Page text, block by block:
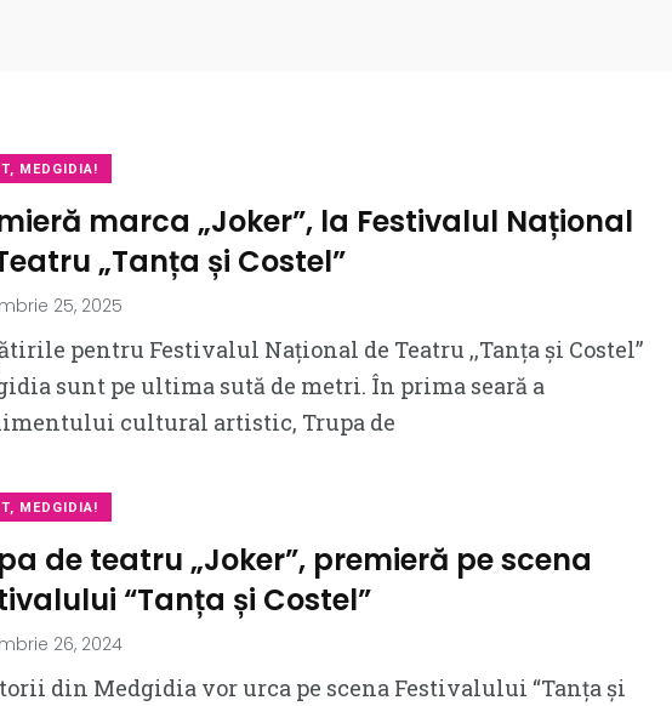
MEDGIDIA!
marca „Joker”, la Festivalul Național
„Tanța și Costel”
25, 2025
pentru Festivalul Național de Teatru ,,Tanța și Costel”
sunt pe ultima sută de metri. În prima seară a
cultural artistic, Trupa de
MEDGIDIA!
de teatru „Joker”, premieră pe scena
“Tanța și Costel”
26, 2024
din Medgidia vor urca pe scena Festivalului “Tanța și